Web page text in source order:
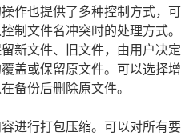
作也提供了多种控制方式，可
制文件名冲突时的处理方式。
新文件、旧文件，由用户决定
盖或保留原文件。可以选择增
备份后删除原文件。
行打包压缩。可以对所有要